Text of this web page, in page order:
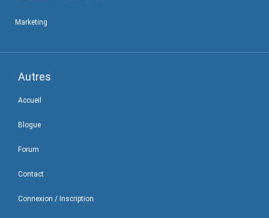
Marketing
Autres
Accueil
Blogue
Forum
Contact
Connexion / Inscription